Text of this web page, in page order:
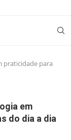
praticidade para
em
do dia a dia